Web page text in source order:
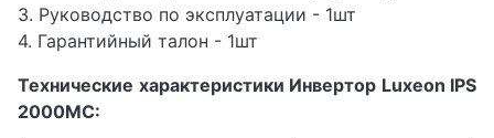
3. Руководство по эксплуатации - 1шт
4. Гарантийный талон - 1шт
Технические характеристики Инвертор Luxeon IPS
2000MC: